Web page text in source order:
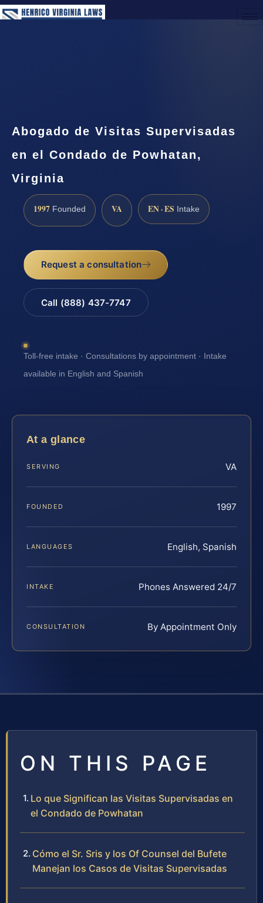
Abogado de Visitas Supervisadas
en el Condado de Powhatan,
Virginia
1997 Founded VA EN · ES Intake
Request a consultation
Call (888) 437-7747
Toll-free intake · Consultations by appointment · Intake
available in English and Spanish
At a glance
SERVING VA
FOUNDED 1997
LANGUAGES English, Spanish
INTAKE Phones Answered 24/7
CONSULTATION By Appointment Only
ON THIS PAGE
Lo que Significan las Visitas Supervisadas en
el Condado de Powhatan
Cómo el Sr. Sris y los Of Counsel del Bufete
Manejan los Casos de Visitas Supervisadas